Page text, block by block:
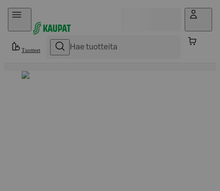
Hyppää sisältöön
Tuotteet